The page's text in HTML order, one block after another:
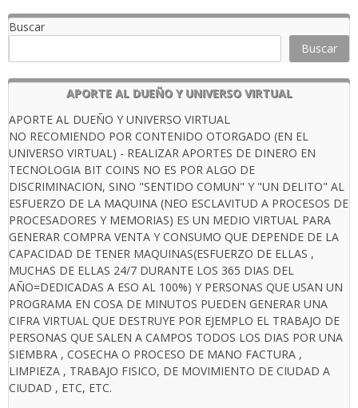
Buscar
Buscar
APORTE AL DUEÑO Y UNIVERSO VIRTUAL
APORTE AL DUEÑO Y UNIVERSO VIRTUAL
NO RECOMIENDO POR CONTENIDO OTORGADO (EN EL
UNIVERSO VIRTUAL) - REALIZAR APORTES DE DINERO EN
TECNOLOGIA BIT COINS NO ES POR ALGO DE
DISCRIMINACION, SINO "SENTIDO COMUN" Y "UN DELITO" AL
ESFUERZO DE LA MAQUINA (NEO ESCLAVITUD A PROCESOS DE
PROCESADORES Y MEMORIAS) ES UN MEDIO VIRTUAL PARA
GENERAR COMPRA VENTA Y CONSUMO QUE DEPENDE DE LA
CAPACIDAD DE TENER MAQUINAS(ESFUERZO DE ELLAS ,
MUCHAS DE ELLAS 24/7 DURANTE LOS 365 DIAS DEL
AÑO=DEDICADAS A ESO AL 100%) Y PERSONAS QUE USAN UN
PROGRAMA EN COSA DE MINUTOS PUEDEN GENERAR UNA
CIFRA VIRTUAL QUE DESTRUYE POR EJEMPLO EL TRABAJO DE
PERSONAS QUE SALEN A CAMPOS TODOS LOS DIAS POR UNA
SIEMBRA , COSECHA O PROCESO DE MANO FACTURA ,
LIMPIEZA , TRABAJO FISICO, DE MOVIMIENTO DE CIUDAD A
CIUDAD , ETC, ETC.